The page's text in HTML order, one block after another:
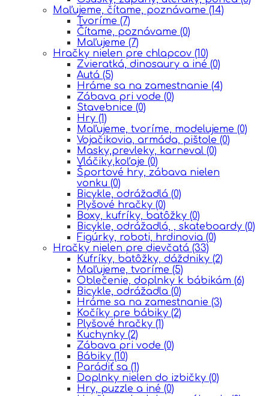
Maľujeme, čítame, poznávame (14)
Tvoríme (7)
Čítame, poznávame (0)
Maľujeme (7)
Hračky nielen pre chlapcov (10)
Zvieratká, dinosaury a iné (0)
Autá (5)
Hráme sa na zamestnanie (4)
Zábava pri vode (0)
Stavebnice (0)
Hry (1)
Maľujeme, tvoríme, modelujeme (0)
Vojačikovia, armáda, pištole (0)
Masky,prevleky, karneval (0)
Vláčiky,koľaje (0)
Športové hry, zábava nielen
vonku (0)
Bicykle, odrážadlá (0)
Plyšové hračky (0)
Boxy, kufríky, batôžky (0)
Bicykle, odrážadlá, , skateboardy (0)
Figúrky, roboti, hrdinovia (0)
Hračky nielen pre dievčatá (33)
Kufríky, batôžky, dáždniky (2)
Maľujeme, tvoríme (5)
Oblečenie, doplnky k bábikám (6)
Bicykle, odrážadla (0)
Hráme sa na zamestnanie (3)
Kočíky pre bábiky (2)
Plyšové hračky (1)
Kuchynky (2)
Zábava pri vode (0)
Bábiky (10)
Parádiť sa (1)
Doplnky nielen do izbičky (0)
Hry, puzzle a iné (0)